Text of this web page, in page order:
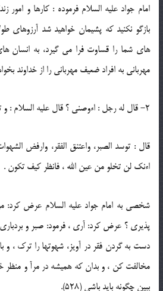
امام جواد عليه السلام فرموده : كارها و امور
بازگو نكنيد كه پشيمان خواهيد شد آرزوهاى
هاى شما را قساوت فرا مى گيرد، به انسان
مهربانى به افراد ضعيف مهربانى را از خداوند
2- قال له رجل : اءوصنى ؟ قال عليه السلام : و تقبل ؟ قال : نعم !
قال : توسد الصبر، واعتنق الفقر، وارفض
اءنك لن تخلو من عين الله ، فانظر كيف تكون .
شخصى به امام جواد عليه السلام عرض كرد:
پذيرى ؟ عرض كرد: آرى ، فرمود: صبر و بردبارى
دست به گردن فقر در آويز، شهوتها را ترك ، و
مخالفت كن ، و بدان كه هميشه در مرآ و
ببين چگونه بايد باشى (528).